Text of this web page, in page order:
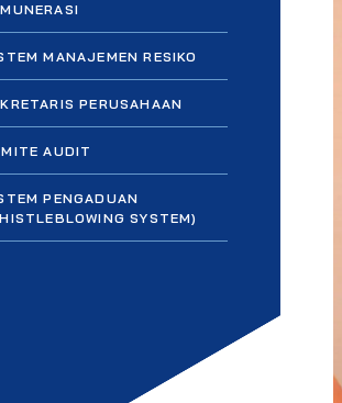
MANAJEMEN RESIKO
PERUSAHAAN
AUDIT
PENGADUAN
SYSTEM)